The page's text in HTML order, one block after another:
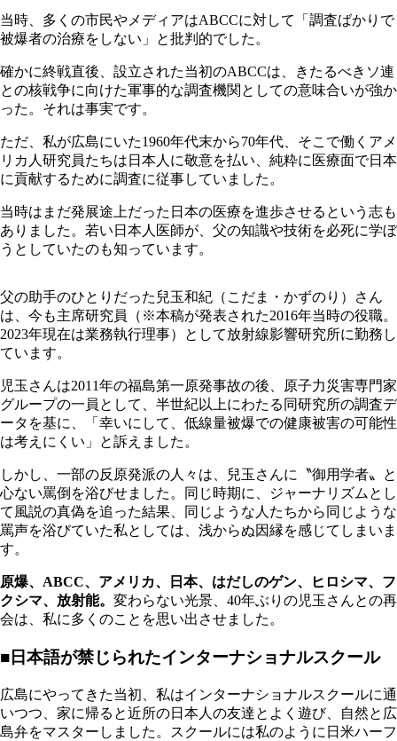
当時、多くの市民やメディアはABCCに対して「調査ばかりで
被爆者の治療をしない」と批判的でした。
確かに終戦直後、設立された当初のABCCは、きたるべきソ連
との核戦争に向けた軍事的な調査機関としての意味合いが強か
った。それは事実です。
ただ、私が広島にいた1960年代末から70年代、そこで働くアメ
リカ人研究員たちは日本人に敬意を払い、純粋に医療面で日本
に貢献するために調査に従事していました。
当時はまだ発展途上だった日本の医療を進歩させるという志も
ありました。若い日本人医師が、父の知識や技術を必死に学ぼ
うとしていたのも知っています。
父の助手のひとりだった兒玉和紀（こだま・かずのり）さん
は、今も主席研究員（※本稿が発表された2016年当時の役職。
2023年現在は業務執行理事）として放射線影響研究所に勤務し
ています。
児玉さんは2011年の福島第一原発事故の後、原子力災害専門家
グループの一員として、半世紀以上にわたる同研究所の調査デ
ータを基に、「幸いにして、低線量被爆での健康被害の可能性
は考えにくい」と訴えました。
しかし、一部の反原発派の人々は、兒玉さんに〝御用学者〟と
心ない罵倒を浴びせました。同じ時期に、ジャーナリズムとし
て風説の真偽を追った結果、同じような人たちから同じような
罵声を浴びていた私としては、浅からぬ因縁を感じてしまいま
す。
原爆、ABCC、アメリカ、日本、はだしのゲン、ヒロシマ、フ
クシマ、放射能。 変わらない光景、40年ぶりの児玉さんとの再
会は、私に多くのことを思い出させました。
■日本語が禁じられたインターナショナルスクール
広島にやってきた当初、私はインターナショナルスクールに通
いつつ、家に帰ると近所の日本人の友達とよく遊び、自然と広
島弁をマスターしました。スクールには私のように日米ハーフ